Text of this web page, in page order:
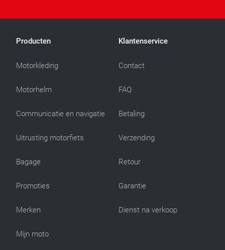
Producten
Motorkleding
Motorhelm
Communicatie en navigatie
Uitrusting motorfiets
Bagage
Promoties
Merken
Mijn moto
Klantenservice
Contact
FAQ
Betaling
Verzending
Retour
Garantie
Dienst na verkoop